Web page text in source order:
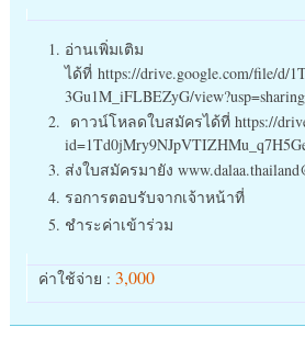
อ่านเพิ่มเติม
ได้ที่ https://drive.google.com/file/d/
3Gu1M_iFLBEZyG/view?usp=sharing
ดาวน์โหลดใบสมัครได้ที่ https://
ส่งใบสมัครมายัง
รอการตอบรับจากเจ้าหน้าที่
ชำระค่าเข้าร่วม
ค่าใช้จ่าย : 3,000